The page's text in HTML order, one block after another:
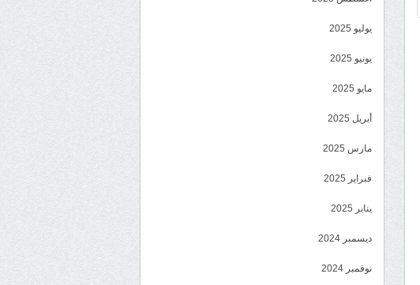
يوليو 2025
يونيو 2025
مايو 2025
أبريل 2025
مارس 2025
فبراير 2025
يناير 2025
ديسمبر 2024
نوفمبر 2024